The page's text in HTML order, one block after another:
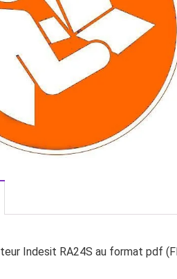
Indesit RA24S au format pdf